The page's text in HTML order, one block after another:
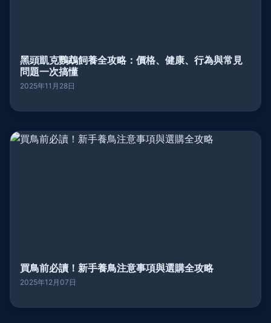
黑頭凱克鸚鵡飼養全攻略：價格、健康、行為與常見
問題一次搞懂
2025年11月28日
買鳥前必讀！新手養鳥注意事項與選購全攻略
2025年12月07日